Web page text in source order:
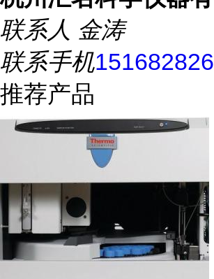
联系人 金涛
联系手机
推荐产品